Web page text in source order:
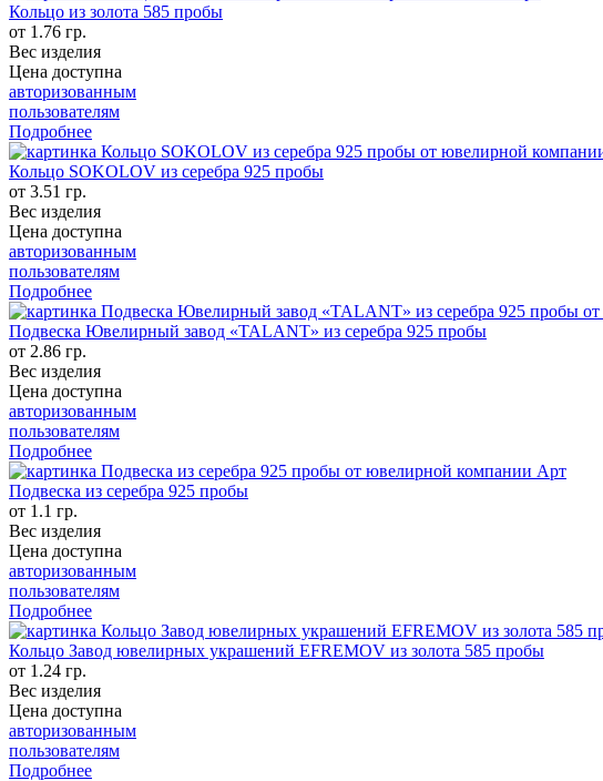
Кольцо из золота 585 пробы
от 1.76 гр.
Вес изделия
Цена доступна
авторизованным
пользователям
Подробнее
Кольцо SOKOLOV из серебра 925 пробы
от 3.51 гр.
Вес изделия
Цена доступна
авторизованным
пользователям
Подробнее
Подвеска Ювелирный завод «TALANT» из серебра 925 пробы
от 2.86 гр.
Вес изделия
Цена доступна
авторизованным
пользователям
Подробнее
Подвеска из серебра 925 пробы
от 1.1 гр.
Вес изделия
Цена доступна
авторизованным
пользователям
Подробнее
Кольцо Завод ювелирных украшений EFREMOV из золота 585 пробы
от 1.24 гр.
Вес изделия
Цена доступна
авторизованным
пользователям
Подробнее